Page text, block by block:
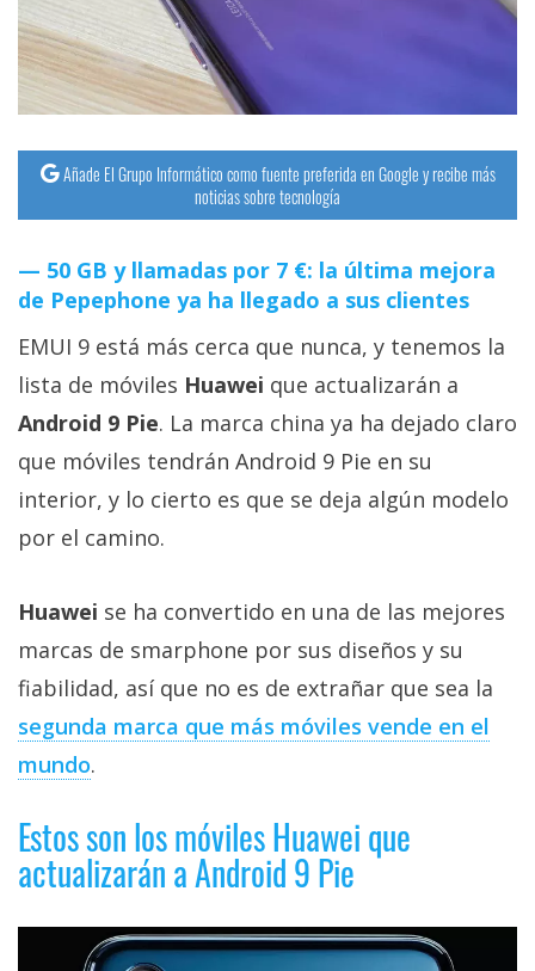
Operadores
Trucos
Tutoriales
Ciberseguridad
Sistemas
operativos
Profesional
+
Más
Sorteos
Foros
Contacto
Sobre
nosotros
Publicidad
Añade El Grupo Informático como fuente preferida en Google y recibe más
noticias sobre tecnología
50 GB y llamadas por 7 €: la última mejora
de Pepephone ya ha llegado a sus clientes
EMUI 9 está más cerca que nunca, y tenemos la
lista de móviles Huawei que actualizarán a
Android 9 Pie. La marca china ya ha dejado claro
que móviles tendrán Android 9 Pie en su
interior, y lo cierto es que se deja algún modelo
por el camino.
Huawei se ha convertido en una de las mejores
marcas de smarphone por sus diseños y su
fiabilidad, así que no es de extrañar que sea la
segunda marca que más móviles vende en el
mundo.
Estos son los móviles Huawei que
actualizarán a Android 9 Pie